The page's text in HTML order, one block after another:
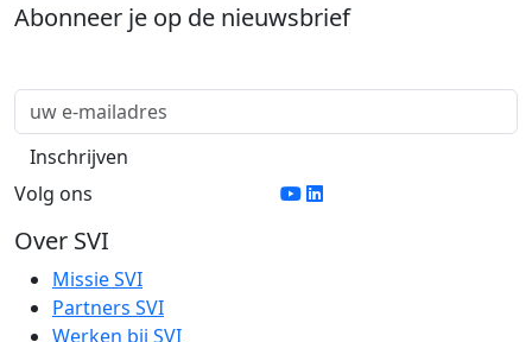
Abonneer je op de nieuwsbrief
Volg ons
Over SVI
Missie SVI
Partners SVI
Werken bij SVI